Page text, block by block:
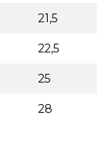
21,5
22,5
25
28